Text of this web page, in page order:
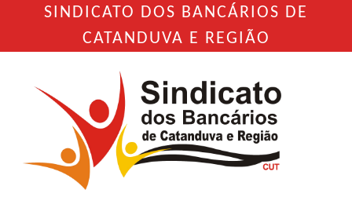
SINDICATO DOS BANCÁRIOS DE
CATANDUVA E REGIÃO